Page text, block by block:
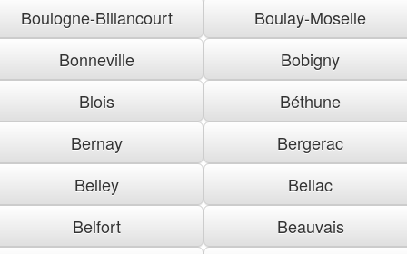
Boulogne-Billancourt
Boulay-Moselle
Bonneville
Bobigny
Blois
Béthune
Bernay
Bergerac
Belley
Bellac
Belfort
Beauvais